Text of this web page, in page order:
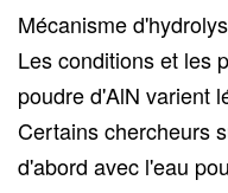
Mécanisme
Les conditions et les
poudre d'AlN varient
Certains chercheurs
d'abord avec l'eau